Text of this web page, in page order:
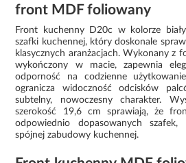
front MDF foliowany
Front kuchenny D20c w kolorze
szafki kuchennej, który doskonale
klasycznych aranżacjach. Wykonany z
wykończony w macie, zapewnia
odporność na codzienne
ogranicza widoczność odcisków
subtelny, nowoczesny charakter.
szerokość 19,6 cm sprawiają, że
odpowiednio dopasowanych szafek,
spójnej zabudowy kuchennej.